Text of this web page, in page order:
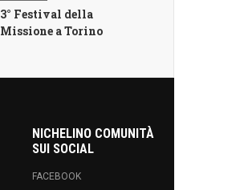
3° Festival della
Missione a Torino
NICHELINO COMUNITÀ
SUI SOCIAL
FACEBOOK